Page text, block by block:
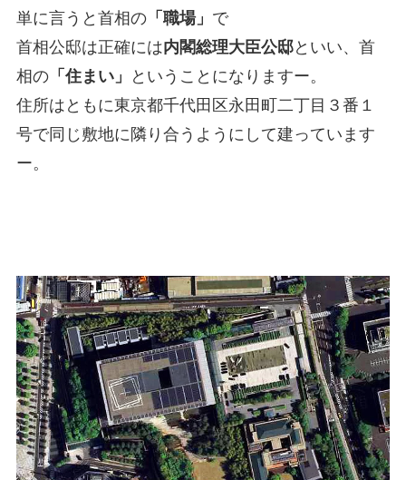
単に言うと首相の「職場」 で
首相公邸は正確には内閣総理大臣公邸といい、首
相の「住まい」
ということになりますー。
住所はともに東京都千代田区永田町二丁目３番１
号で同じ敷地に隣り合うようにして建っています
ー。